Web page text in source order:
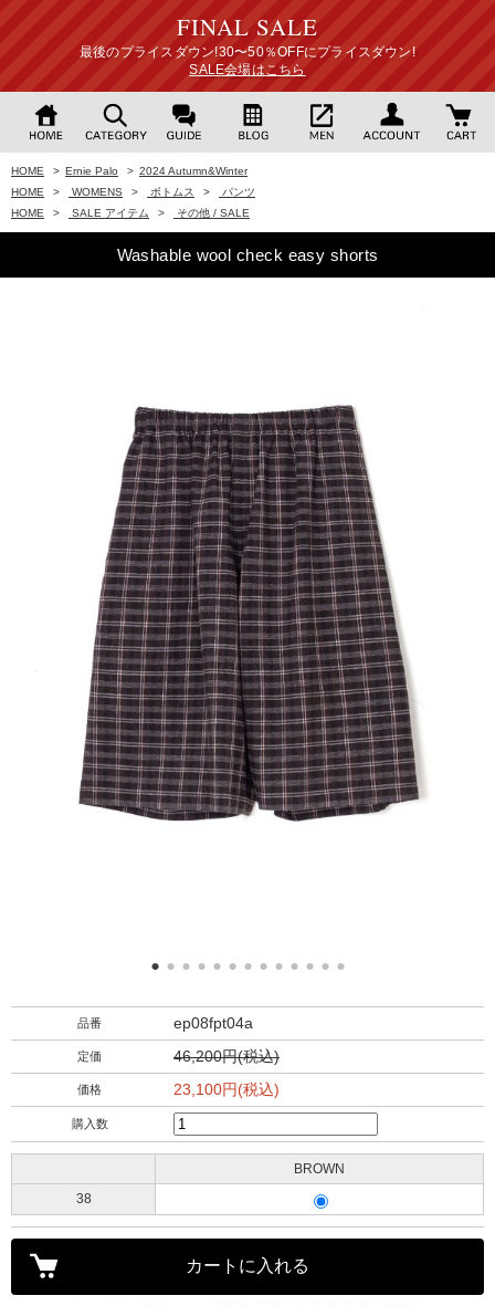
FINAL SALE
最後のプライスダウン!30〜50％OFFにプライスダウン!
SALE会場はこちら
HOME > Ernie Palo > 2024 Autumn&Winter
HOME
> WOMENS > ボトムス >
パンツ
HOME
> SALE アイテム > その他 / SALE
Washable wool check easy shorts
品番 ep08fpt04a
定価 46,200円(税込)
価格 23,100円(税込)
購入数
BROWN
38